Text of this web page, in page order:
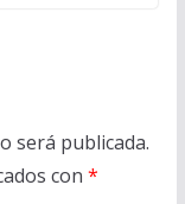
será publicada.
con *